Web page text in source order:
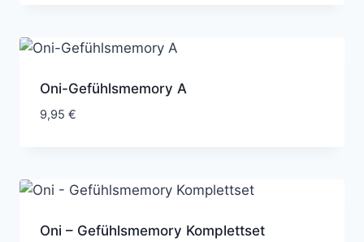
Oni-Gefühlsmemory A
9,95 €
Oni – Gefühlsmemory Komplettset